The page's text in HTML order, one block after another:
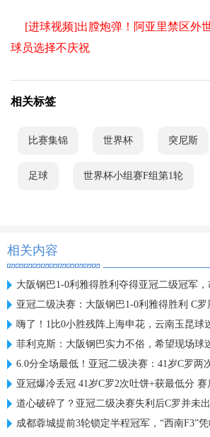
[进球视频]出膛炮弹！阿亚里禁区外
球员选择不庆祝
相关标签
比赛集锦 世界杯 突尼斯
足球 世界杯小组赛F组第1轮
相关内容
大阪钢巴1-0利雅得胜利夺得亚冠二级冠军
亚冠二级决赛：大阪钢巴1-0利雅得胜利 C
嗨了！1比0小胜残阵上海申花，云南玉昆球
菲利克斯：大阪钢巴实力不俗，希望现场球
6.0分全场最低！亚冠二级决赛：41岁C罗两次
亚冠爆冷丢冠 41岁C罗2次吐饼+获最低分
道心破碎了？亚冠二级决赛失利后C罗并未
成都蓉城提前3轮锁定半程冠军，“西南F3”凭